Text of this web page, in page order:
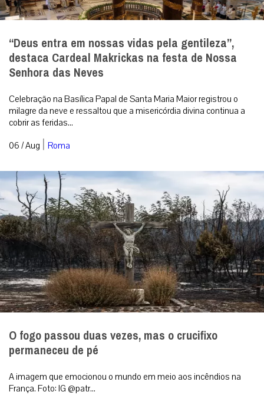
“Deus entra em nossas vidas pela gentileza”,
destaca Cardeal Makrickas na festa de Nossa
Senhora das Neves
Celebração na Basílica Papal de Santa Maria Maior registrou o
milagre da neve e ressaltou que a misericórdia divina continua a
cobrir as feridas...
06 / Aug | Roma
O fogo passou duas vezes, mas o crucifixo
permaneceu de pé
A imagem que emocionou o mundo em meio aos incêndios na
França. Foto: IG @patr...